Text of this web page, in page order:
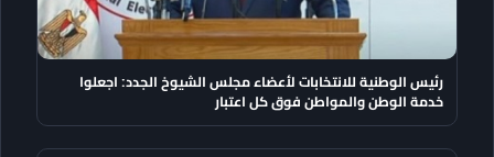
رئيس الوطنية للانتخابات لأعضاء مجلس الشيوخ الجدد: اجعلوا
خدمة الوطن والمواطن فوق كل اعتبار